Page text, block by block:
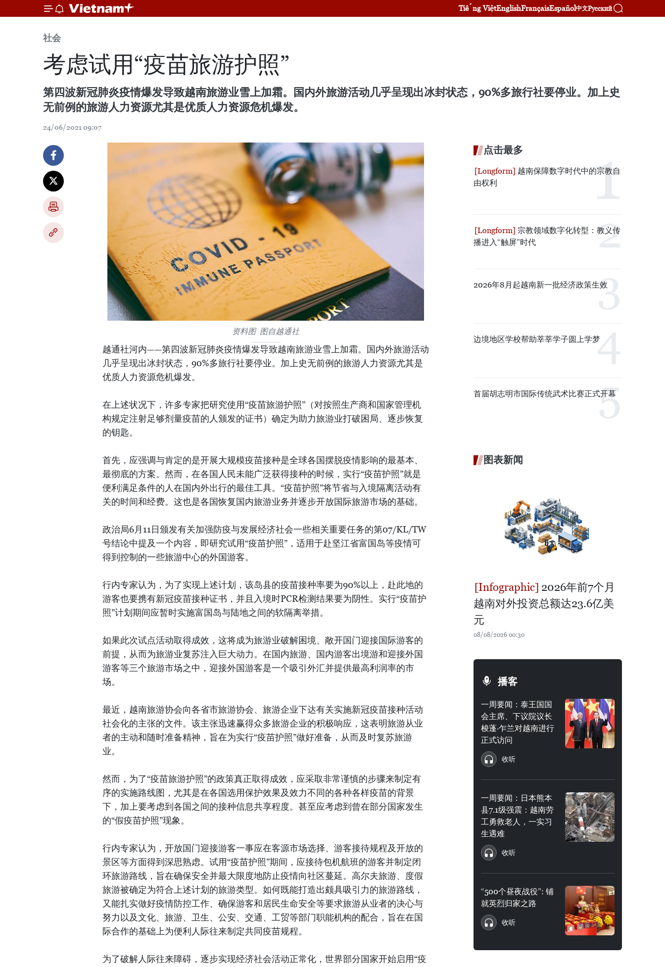
Tiếng ViệtEnglishFrançaisEspañol中文Русский
社会
考虑试用“疫苗旅游护照”
第四波新冠肺炎疫情爆发导致越南旅游业雪上加霜。国内外旅游活动几乎呈现出冰封状态，90%多旅行社要停业。加上史
无前例的旅游人力资源尤其是优质人力资源危机爆发。
24/06/2021 09:07
资料图 图自越通社
越通社河内——第四波新冠肺炎疫情爆发导致越南旅游业雪上加霜。国内外旅游活动
几乎呈现出冰封状态，90%多旅行社要停业。加上史无前例的旅游人力资源尤其是
优质人力资源危机爆发。
在上述状况下，许多专家把研究使用“疫苗旅游护照”（对按照生产商和国家管理机
构规定注射足够剂量疫苗的人颁发的证书）确定为助力旅游业打破困局、逐步恢复
的钥匙。
首先，应强调与肯定的是开展大规模疫苗接种是全球各国摆脱疫情影响的最基本、
最彻底的方案。然而，在各国人民未能广泛获得接种的时候，实行“疫苗护照”就是
便利满足条件的人在国内外出行的最佳工具。“疫苗护照”将节省与入境隔离活动有
关的时间和经费。这也是各国恢复国内旅游业务并逐步开放国际旅游市场的基础。
政治局6月11日颁发有关加强防疫与发展经济社会一些相关重要任务的第07/KL/TW
号结论中提及一个内容，即研究试用“疫苗护照”，适用于赴坚江省富国岛等疫情可
得到控制的一些旅游中心的外国游客。
行内专家认为，为了实现上述计划，该岛县的疫苗接种率要为90%以上，赴此地的
游客也要携有新冠疫苗接种证书，并且入境时PCR检测结果要为阴性。实行“疫苗护
照”计划期间应暂时实施富国岛与陆地之间的软隔离举措。
如果此次试点活动取得成效，这将成为旅游业破解困境、敞开国门迎接国际游客的
前提，从而为旅游业复苏注入巨大动力。在国内旅游、国内游客出境游和迎接外国
游客等三个旅游市场之中，迎接外国游客是一个吸引外汇并提供最高利润率的市
场。
最近，越南旅游协会向各省市旅游协会、旅游企业下达有关实施新冠疫苗接种活动
社会化的主张的文件。该主张迅速赢得众多旅游企业的积极响应，这表明旅游从业
者的主动和随时准备精神，旨在为实行“疫苗护照”做好准备，从而及时复苏旅游
业。
然而，为了“疫苗旅游护照”的政策真正取得成效，应采取非常谨慎的步骤来制定有
序的实施路线图，尤其是在各国选用保护效果及效力不同的各种各样疫苗的背景
下，加上要考虑到各国之间的接种信息共享程度。甚至应考虑到曾在部分国家发生
的“假疫苗护照”现象。
行内专家认为，开放国门迎接游客一事应在客源市场选择、游客接待规程及开放的
景区等方面得到深思熟虑。试用“疫苗护照”期间，应接待包机航班的游客并制定闭
环旅游路线，旨在确保安全并最大限度地防止疫情向社区蔓延。高尔夫旅游、度假
旅游被确定为符合上述计划的旅游类型。如何既能打造出颇具吸引力的旅游路线，
又能扎实做好疫情防控工作、确保游客和居民生命安全等要求旅游从业者的决心与
努力以及文化、旅游、卫生、公安、交通、工贸等部门职能机构的配合，旨在在国
际合作的基础上为便利人际往来制定共同疫苗规程。
为了破解人际往来障碍，逐步实现经济社会活动正常化，世界部分国家开始启用“疫
点击最多
越南保障数字时代中的宗教自
由权利
宗教领域数字化转型：教义传
播进入“触屏”时代
2026年8月起越南新一批经济政策生效
边境地区学校帮助莘莘学子圆上学梦
首届胡志明市国际传统武术比赛正式开幕
图表新闻
2026年前7个月
越南对外投资总额达23.6亿美
元
08/08/2026 00:30
播客
一周要闻：泰王国国
会主席、下议院议长
梭蓬·乍兰对越南进行
正式访问
收听
一周要闻：日本熊本
县7.1级强震：越南劳
工勇救老人，一实习
生遇难
收听
“500个昼夜战役”: 铺
就英烈归家之路
收听